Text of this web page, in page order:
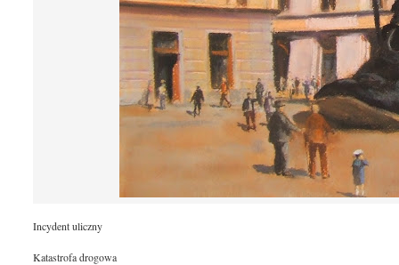
Incydent uliczny
Katastrofa drogowa